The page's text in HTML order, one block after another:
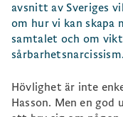
avsnitt av Sveriges
om hur vi kan
samtalet och om
sårbarhetsnarcissism.
Hövlighet är inte
Hasson. Men en